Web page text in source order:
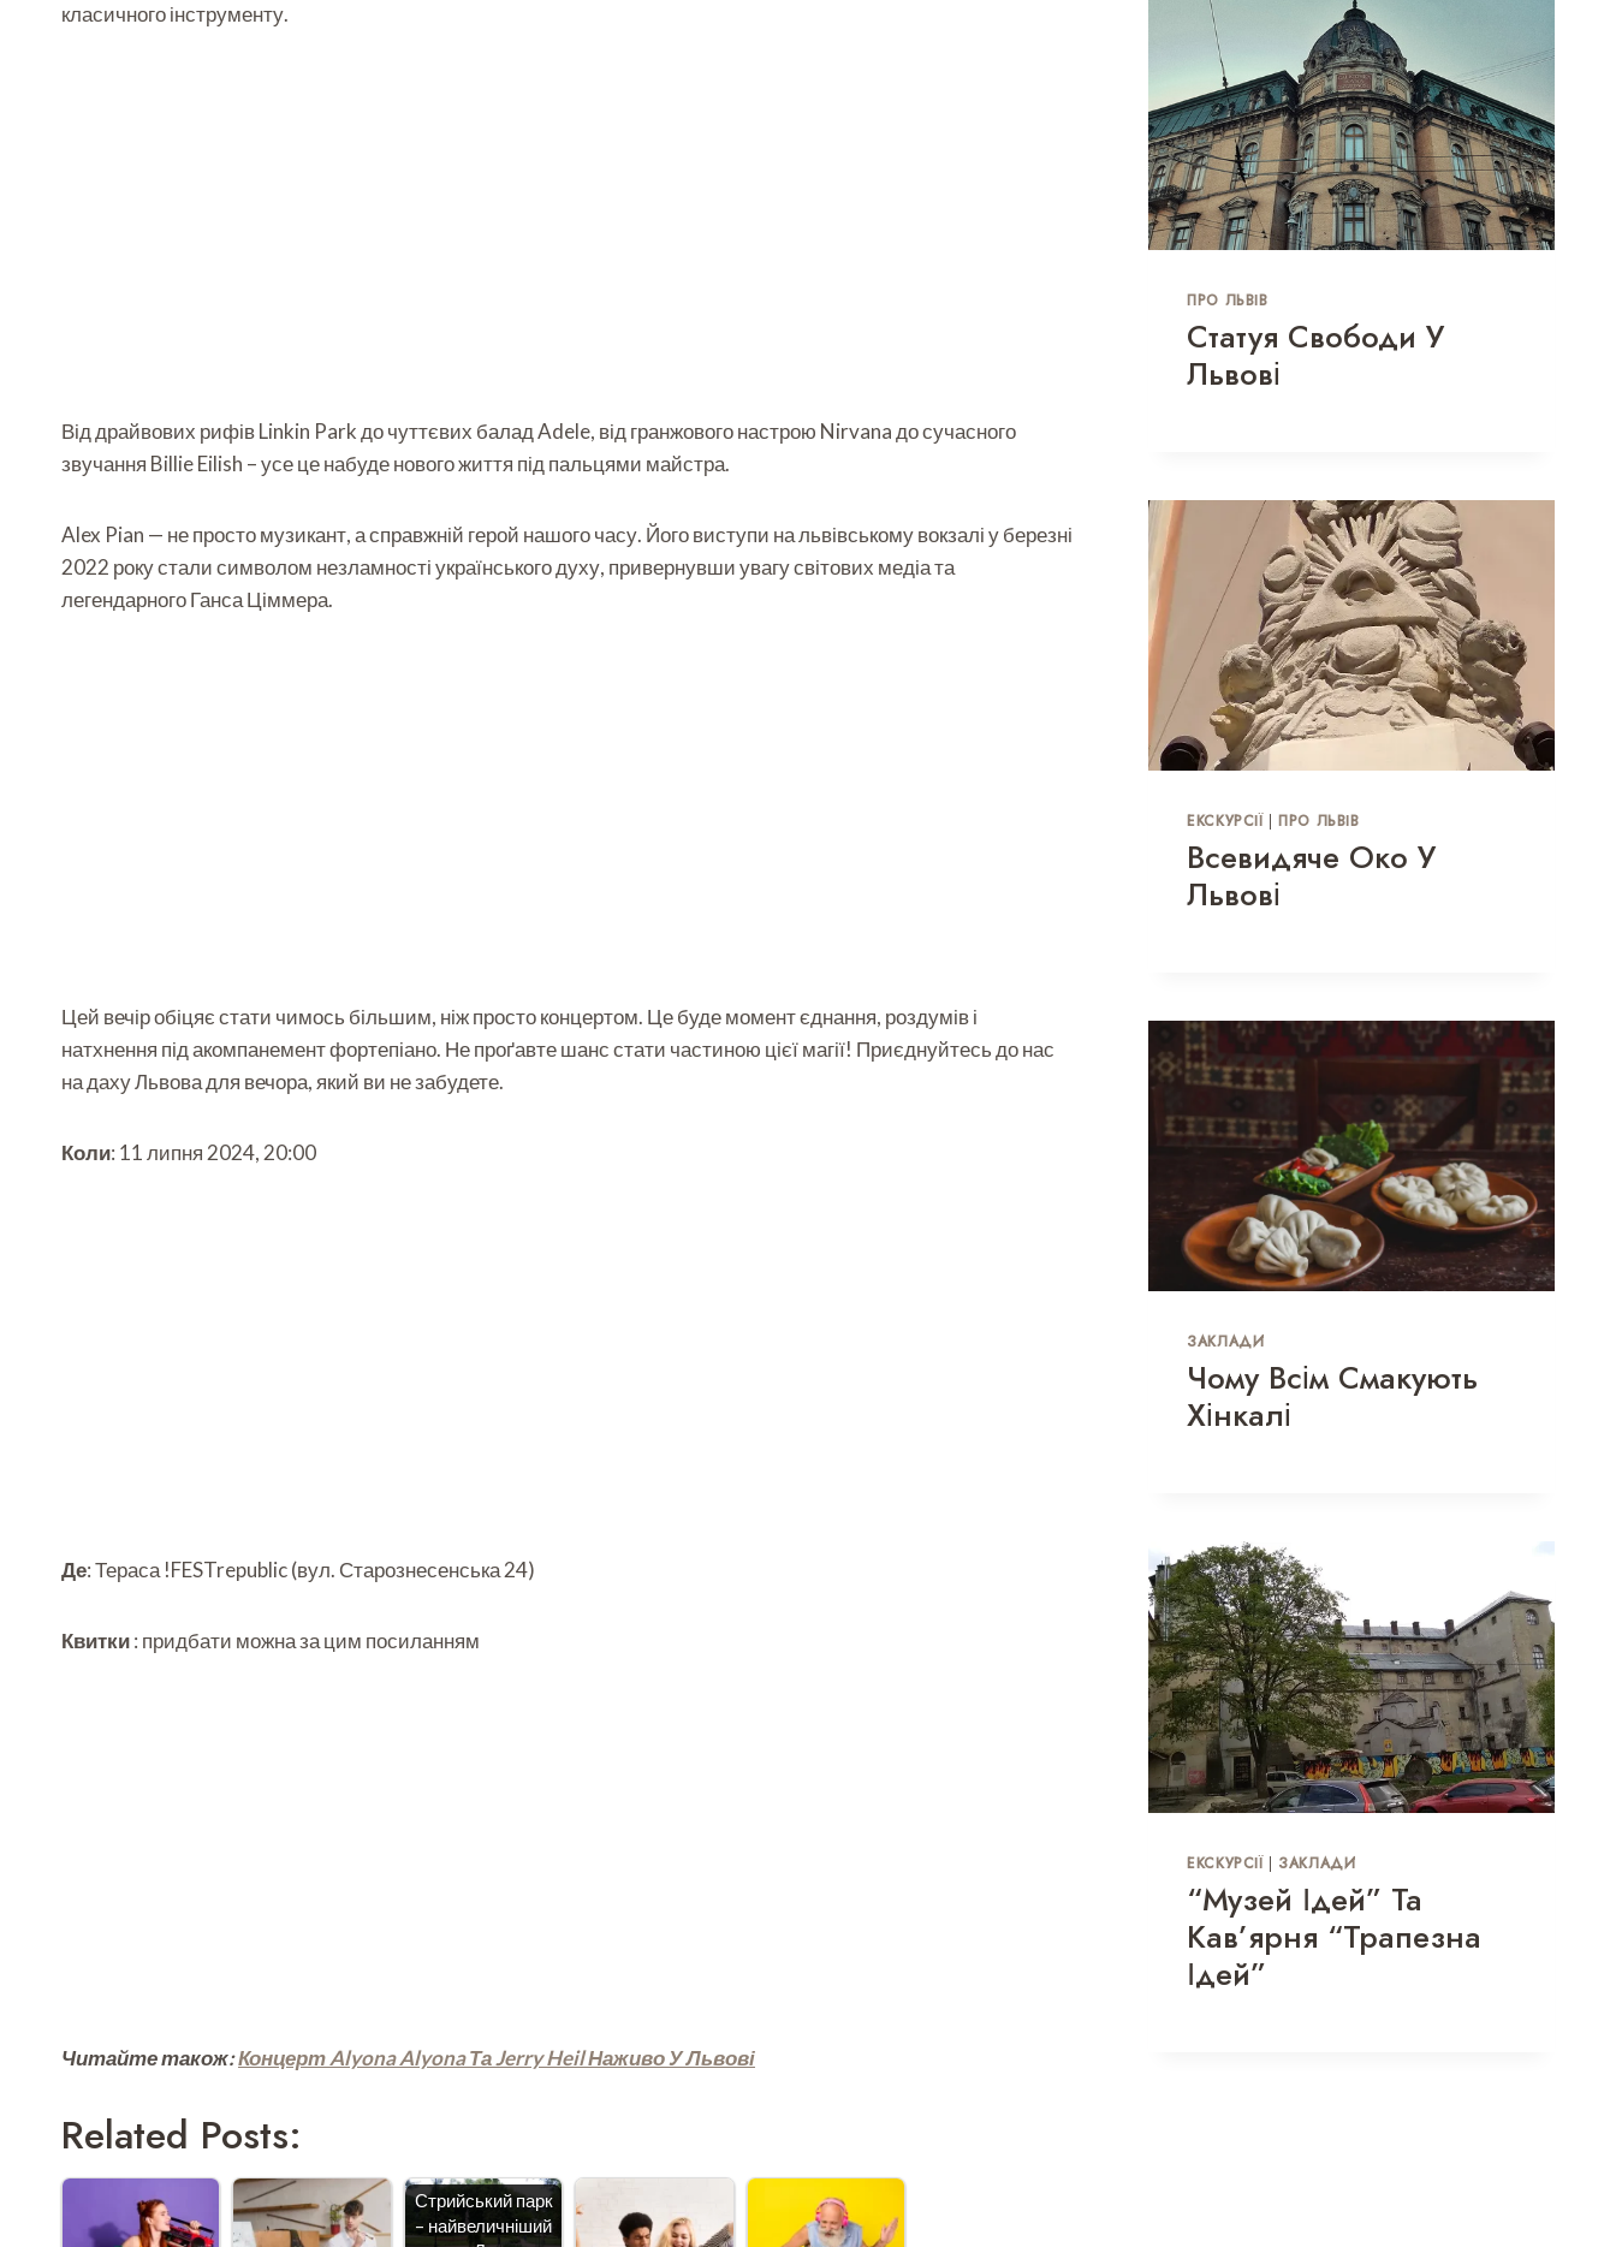
класичного інструменту.
Від драйвових рифів Linkin Park до чуттєвих балад Adele, від гранжового настрою Nirvana до сучасного
звучання Billie Eilish – усе це набуде нового життя під пальцями майстра.
Alex Pian — не просто музикант, а справжній герой нашого часу. Його виступи на львівському вокзалі у березні
2022 року стали символом незламності українського духу, привернувши увагу світових медіа та
легендарного Ганса Ціммера.
Цей вечір обіцяє стати чимось більшим, ніж просто концертом. Це буде момент єднання, роздумів і
натхнення під акомпанемент фортепіано. Не проґавте шанс стати частиною цієї магії! Приєднуйтесь до нас
на даху Львова для вечора, який ви не забудете.
Коли: 11 липня 2024, 20:00
Де: Тераса !FESTrepublic (вул. Старознесенська 24)
Квитки: придбати можна за цим посиланням
Читайте також:Концерт Alyona Alyona Та Jerry Heil Наживо У Львові
Related Posts:
Стрийський парк
– найвеличніший
ПРО ЛЬВІВ
Статуя Свободи У
Львові
ЕКСКУРСІЇ|ПРО ЛЬВІВ
Всевидяче Око У
Львові
ЗАКЛАДИ
Чому Всім Смакують
Хінкалі
ЕКСКУРСІЇ| ЗАКЛАДИ
“Музей Ідей” Та
Кав’ярня “Трапезна
Ідей”